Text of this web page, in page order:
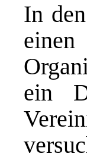
In
ein